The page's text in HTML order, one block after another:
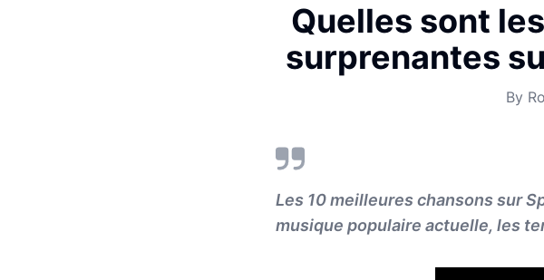
Quelles sont
surprenantes
By
Les 10 meilleures chansons sur
musique populaire actuelle, les